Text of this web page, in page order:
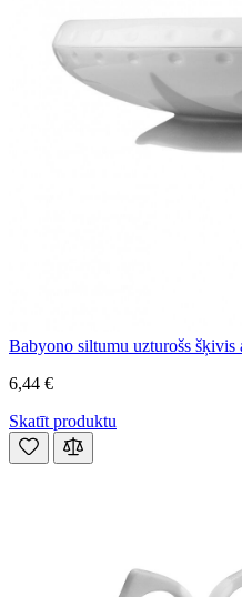
Babyono siltumu uzturošs šķivis
6,44 €
Skatīt produktu